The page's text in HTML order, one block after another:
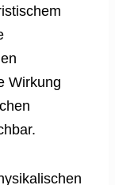
Wirkung